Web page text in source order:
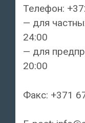
Телефон:
— для
24:00
— для
20:00
Факс: +371